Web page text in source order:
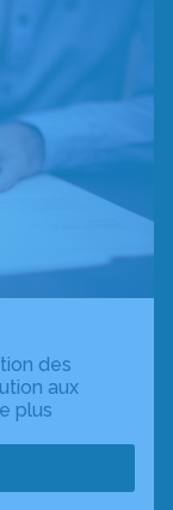
des
aux
plus